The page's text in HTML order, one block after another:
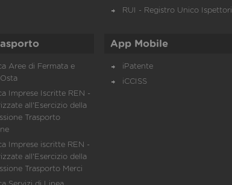
RUI - Registro Unico Ispettori
Aree di Fermata e
Imprese Iscritte REN -
all'Esercizio della
Trasporto
Imprese iscritte REN -
all'Esercizio della
Trasporto Merci
App Mobile
iPatente
iCCISS